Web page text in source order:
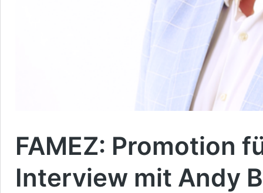
FAMEZ: Promotion
Interview mit Andy